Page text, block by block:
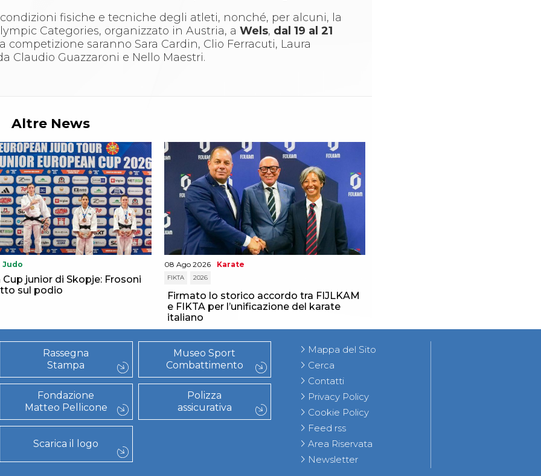
fisiche e tecniche degli atleti, nonché, per alcuni, la
Categories, organizzato in Austria, aWels, dal 19 al 21
saranno Sara Cardin, Clio Ferracuti, Laura
Claudio Guazzaroni e Nello Maestri.
Altre News
Judo
Cup junior di Skopje: Frosoni
sul podio
08 Ago 2026 Karate
FIKTA 2026
Firmato lo storico accordo tra FIJLKAM
e FIKTA per l’unificazione del karate
italiano
Rassegna
Stampa
Museo Sport
Combattimento
Fondazione
Matteo Pellicone
Polizza
assicurativa
Scarica il logo
Mappa del Sito
Cerca
Contatti
Privacy Policy
Cookie Policy
Feed rss
Area Riservata
Newsletter